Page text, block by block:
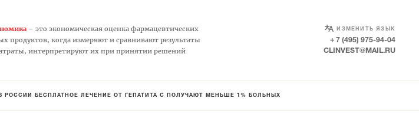
– это экономическая оценка фармацевтических
продуктов, когда измеряют и сравнивают результаты
интерпретируют их при принятии решений
ИЗМЕНИТЬ ЯЗЫК
SELECT LANGUAGE
+ 7 (495) 975-94-04
CLINVEST@MAIL.RU
В РОССИИ БЕСПЛАТНОЕ ЛЕЧЕНИЕ ОТ ГЕПАТИТА С ПОЛУЧАЮТ МЕНЬШЕ 1% БОЛЬНЫХ